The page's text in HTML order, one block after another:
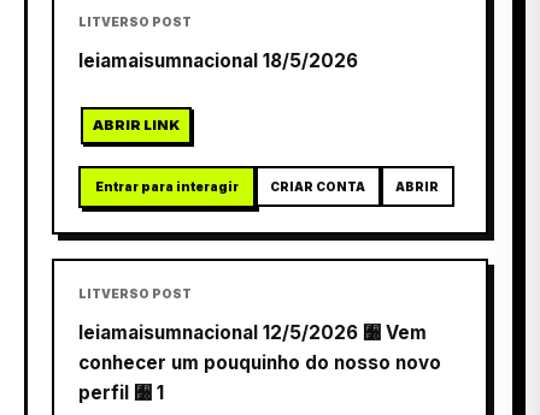
LITVERSO POST
leiamaisumnacional 18/5/2026
ABRIR LINK
Entrar para interagir CRIAR CONTA ABRIR
LITVERSO POST
leiamaisumnacional 12/5/2026 﫰 Vem
conhecer um pouquinho do nosso novo
perfil 﫰 1